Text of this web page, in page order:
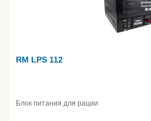
RM LPS 112
Блок питания для рации